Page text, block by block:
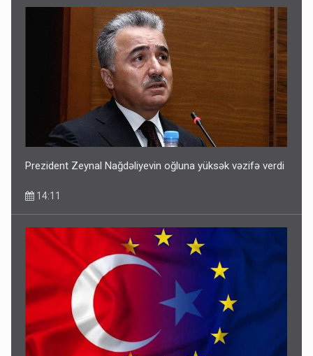
Prezident Zeynal Nağdəliyevin oğluna yüksək vəzifə verdi
14:11